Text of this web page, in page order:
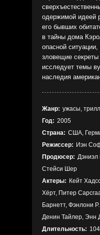
одержимой идеей
его бывших
в тайны дома
опасной
зловещие
исследует темы
наследия
Жанр: ужасы,
Год: 2005
Страна: США,
Режиссер: Иэн
Продюсер: Дэниэл
Стейси Шер
Актеры: Кейт
Хёрт, Питер
Барнетт, Фэнлони
Денин Тайлер, Энн
Длительность: